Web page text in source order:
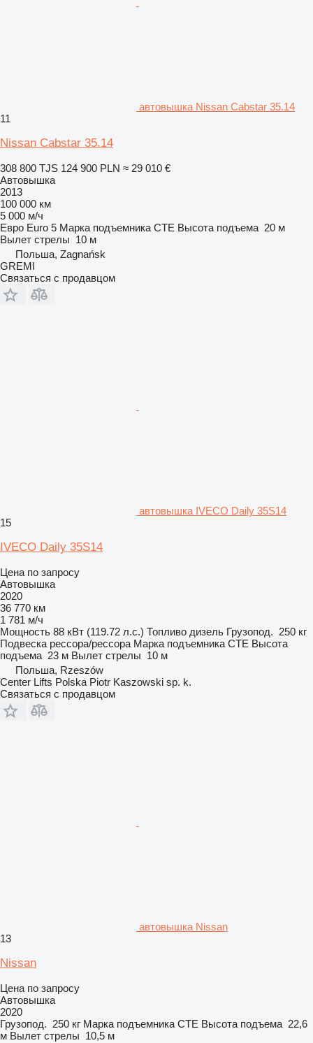
автовышка Nissan Cabstar 35.14
11
Nissan Cabstar 35.14
308 800 TJS 124 900 PLN ≈ 29 010 €
Автовышка
2013
100 000 км
5 000 м/ч
Евро Euro 5 Марка подъемника CTE Высота подъема 20 м
Вылет стрелы 10 м
Польша, Zagnańsk
GREMI
Связаться с продавцом
автовышка IVECO Daily 35S14
15
IVECO Daily 35S14
Цена по запросу
Автовышка
2020
36 770 км
1 781 м/ч
Мощность 88 кВт (119.72 л.с.) Топливо дизель Грузопод. 250 кг
Подвеска рессора/рессора Марка подъемника CTE Высота
подъема 23 м Вылет стрелы 10 м
Польша, Rzeszów
Center Lifts Polska Piotr Kaszowski sp. k.
Связаться с продавцом
автовышка Nissan
13
Nissan
Цена по запросу
Автовышка
2020
Грузопод. 250 кг Марка подъемника CTE Высота подъема 22,6
м Вылет стрелы 10,5 м